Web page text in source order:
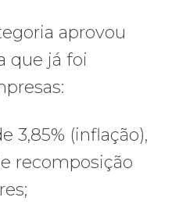
aprovou
que já foi
3,85% (inflação),
recomposição